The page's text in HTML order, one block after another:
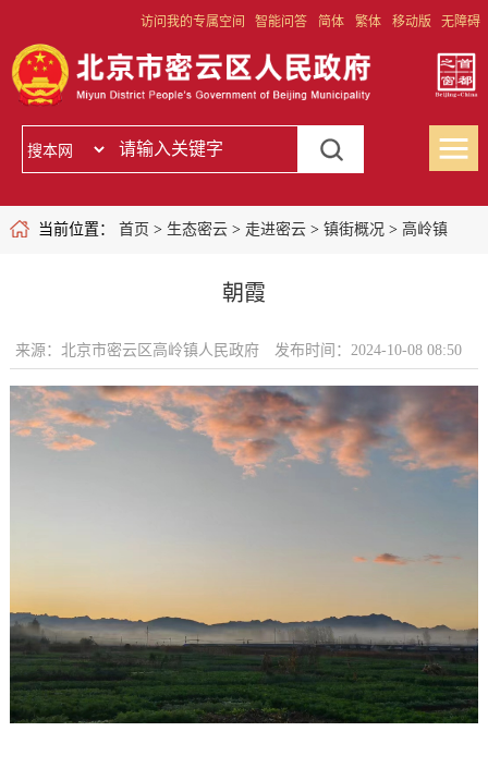
访问我的专属空间 智能问答 简体 繁体 移动版 无障碍
当前位置： 首页 > 生态密云> 走进密云> 镇街概况 > 高岭镇
朝霞
来源：北京市密云区高岭镇人民政府 发布时间：2024-10-08 08:50